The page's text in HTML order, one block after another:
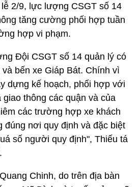
2/9, lực lượng CSGT số 14
tăng cường phối hợp tuần
hợp vi phạm.
Đội CSGT số 14 quản lý có
bến xe Giáp Bát. Chính vì
dựng kế hoạch, phối hợp với
thông các quận và của
các trường hợp xe khách
đúng nơi quy định và đặc biệt
số người quy định", Thiếu tá
Chinh, do trên địa bàn